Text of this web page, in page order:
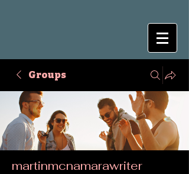
Groups
martinmcnamarawriter